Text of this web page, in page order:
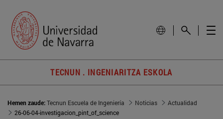
TECNUN . INGENIARITZA ESKOLA
Hemen zaude:Tecnun Escuela de Ingeniería Noticias
Actualidad
26-06-04-investigacion_pint_of_science